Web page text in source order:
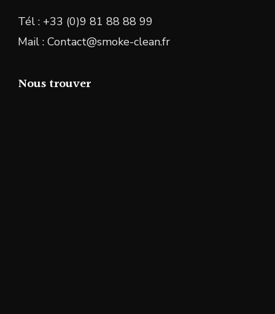
Tél : +33 (0)9 81 88 88 99
Mail : Contact@smoke-clean.fr
Nous trouver